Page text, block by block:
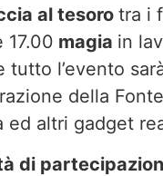
al tesoro tra i
17.00 magia in
tutto l’evento
della
ed altri gadget
di